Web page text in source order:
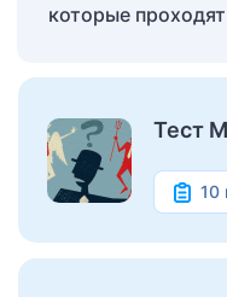
которые
Тест
10